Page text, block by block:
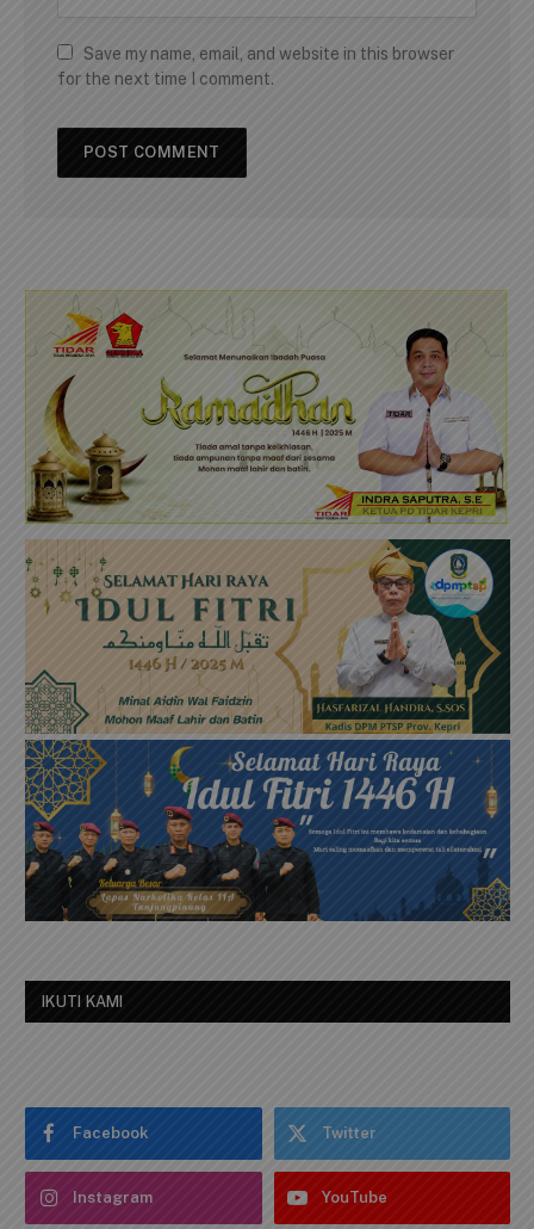
Save my name, email, and website in this browser
for the next time I comment.
IKUTI KAMI
Facebook Twitter
Instagram YouTube